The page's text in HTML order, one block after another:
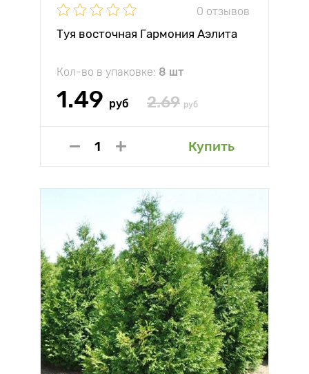
0 отзывов
Туя восточная Гармония Аэлита
Кол-во в упаковке: 8 шт
1.49 руб 2.69 руб
Купить